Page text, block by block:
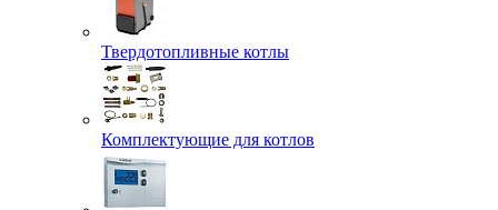
Твердотопливные котлы
Комплектующие для котлов